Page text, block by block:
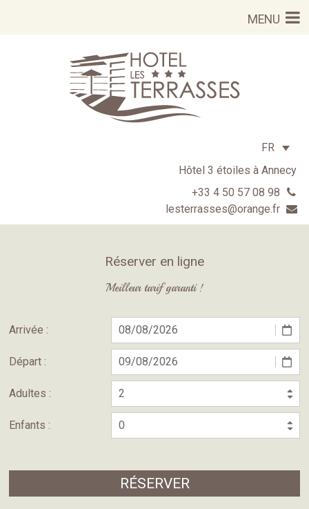
MENU
FR
Hôtel 3 étoiles à Annecy
+33 4 50 57 08 98
lesterrasses@orange.fr
Réserver en ligne
Meilleur tarif garanti !
Arrivée :
Départ :
Adultes :
Enfants :